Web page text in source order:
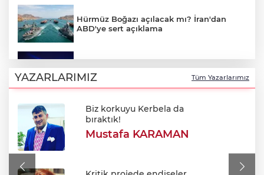
Hürmüz Boğazı açılacak mı? İran'dan
ABD'ye sert açıklama
heyecanı: Işıklar sönecek!
700. yıl coşkusu Keles'i sardı: Dev
şenlikte unutulmaz gün!
YAZARLARIMIZ Tüm Yazarlarımız
Biz korkuyu Kerbela da
bıraktık!
Mustafa KARAMAN